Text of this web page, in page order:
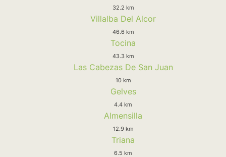
32.2 km
Villalba Del Alcor
46.6 km
Tocina
43.3 km
Las Cabezas De San Juan
10 km
Gelves
4.4 km
Almensilla
12.9 km
Triana
6.5 km